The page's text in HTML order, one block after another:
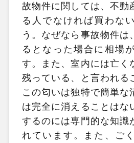
故物件に関しては、不動
る人でなければ買わな
う。なぜなら事故物件は
るとなった場合に相場
す。また、室内には亡く
残っている、と言われる
この匂いは独特で簡単な
は完全に消えることはな
するのには専門的な知識
れています。また、ご